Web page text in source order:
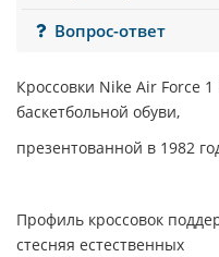
Вопрос-ответ
Кроссовки Nike Air Force
баскетбольной обуви,
презентованной в 1982
Профиль кроссовок
стесняя естественных